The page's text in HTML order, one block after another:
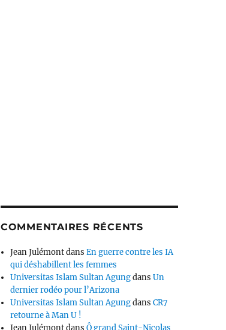
COMMENTAIRES RÉCENTS
Jean JulémontdansEn guerre contre les IA
qui déshabillent les femmes
Universitas Islam Sultan AgungdansUn
dernier rodéo pour l’Arizona
Universitas Islam Sultan AgungdansCR7
retourne à Man U !